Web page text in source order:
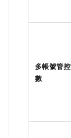
多帳號管控
數